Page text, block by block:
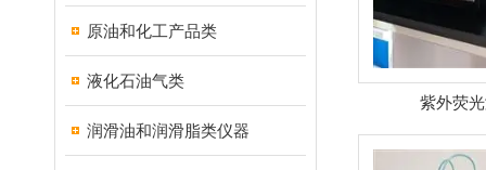
原油和化工产品类
液化石油气类
润滑油和润滑脂类仪器
紫外荧